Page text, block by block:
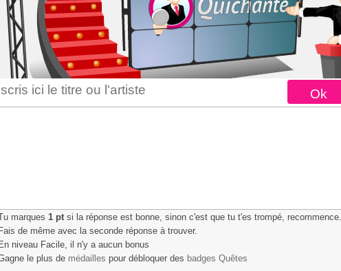
marques 1 ptsi la réponse est bonne, sinon c'est que tu t'es trompé, recommence.
de même avec la seconde réponse à trouver.
niveau Facile, il n'y a aucun bonus
le plus de médailles pour débloquer des badges Quêtes